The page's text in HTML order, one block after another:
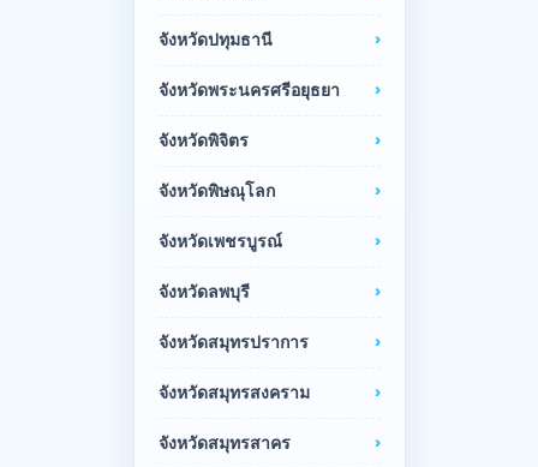
จังหวัดปทุมธานี
จังหวัดพระนครศรีอยุธยา
จังหวัดพิจิตร
จังหวัดพิษณุโลก
จังหวัดเพชรบูรณ์
จังหวัดลพบุรี
จังหวัดสมุทรปราการ
จังหวัดสมุทรสงคราม
จังหวัดสมุทรสาคร